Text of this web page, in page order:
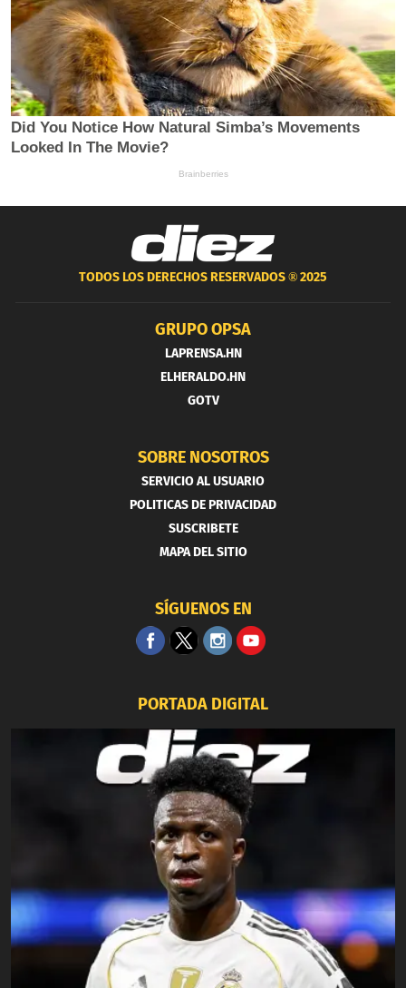
TODOS LOS DERECHOS RESERVADOS ®2025
GRUPO OPSA
LAPRENSA.HN
ELHERALDO.HN
GOTV
SOBRE NOSOTROS
SERVICIO AL USUARIO
POLITICAS DE PRIVACIDAD
SUSCRIBETE
MAPA DEL SITIO
SÍGUENOS EN
PORTADA DIGITAL